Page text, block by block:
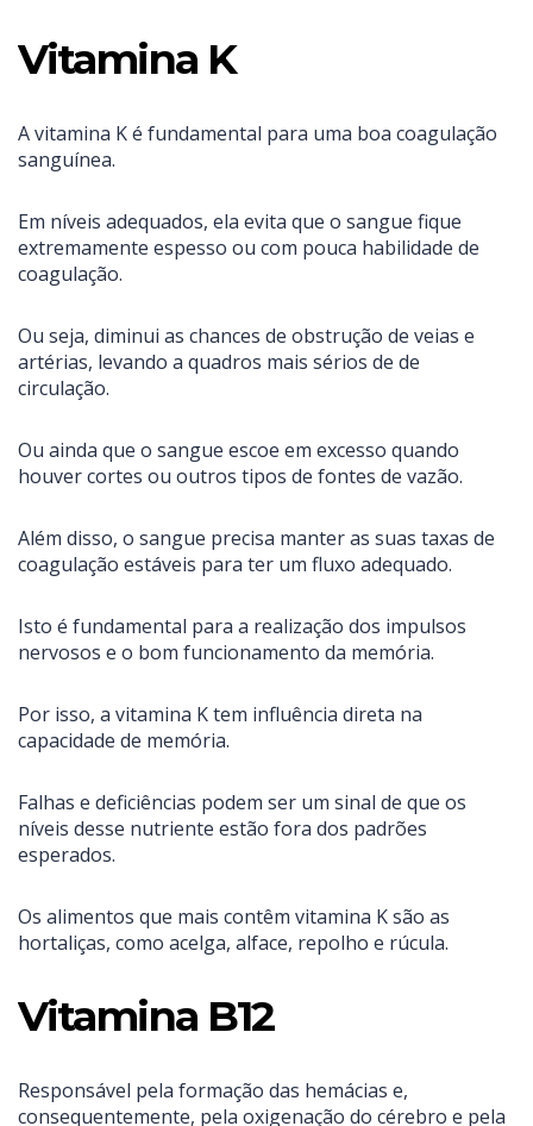
Vitamina K
A vitamina K é fundamental para uma boa coagulação
sanguínea.
Em níveis adequados, ela evita que o sangue fique
extremamente espesso ou com pouca habilidade de
coagulação.
Ou seja, diminui as chances de obstrução de veias e
artérias, levando a quadros mais sérios de de
circulação.
Ou ainda que o sangue escoe em excesso quando
houver cortes ou outros tipos de fontes de vazão.
Além disso, o sangue precisa manter as suas taxas de
coagulação estáveis para ter um fluxo adequado.
Isto é fundamental para a realização dos impulsos
nervosos e o bom funcionamento da memória.
Por isso, a vitamina K tem influência direta na
capacidade de memória.
Falhas e deficiências podem ser um sinal de que os
níveis desse nutriente estão fora dos padrões
esperados.
Os alimentos que mais contêm vitamina K são as
hortaliças, como acelga, alface, repolho e rúcula.
Vitamina B12
Responsável pela formação das hemácias e,
consequentemente, pela oxigenação do cérebro e pela